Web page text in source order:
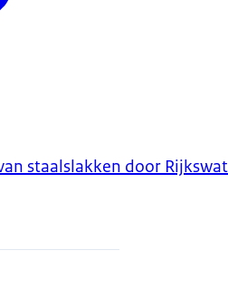
staalslakken door